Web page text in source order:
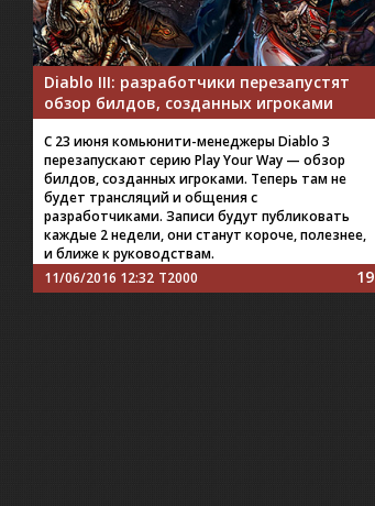
Diablo III: разработчики перезапустят
обзор билдов, созданных игроками
С 23 июня комьюнити-менеджеры Diablo 3
перезапускают серию Play Your Way — обзор
билдов, созданных игроками. Теперь там не
будет трансляций и общения с
разработчиками. Записи будут публиковать
каждые 2 недели, они станут короче, полезнее,
и ближе к руководствам.
11/06/2016 12:32 T2000 19